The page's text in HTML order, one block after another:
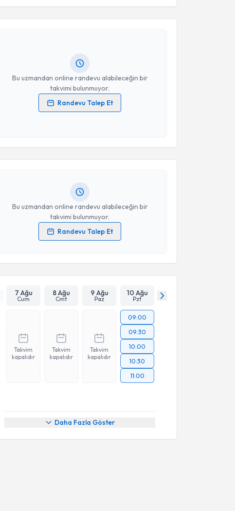
Bu uzmandan online randevu alabileceğin bir
takvimi bulunmuyor.
Randevu Talep Et
Kişisel verilerimin işlenmesine ilişkinAydınlatma Metni
Takvim Talebini Gönder
Bu uzmandan online randevu alabileceğin bir
takvimi bulunmuyor.
Randevu Talep Et
Kişisel verilerimin işlenmesine ilişkinAydınlatma Metni
Takvim Talebini Gönder
7 Ağu
Cum
8 Ağu
Cmt
9 Ağu
Paz
10 Ağu
Pzt
Takvim
kapalıdır
Takvim
kapalıdır
Takvim
kapalıdır
09:00
09:30
10:00
10:30
11:00
Daha Fazla Göster